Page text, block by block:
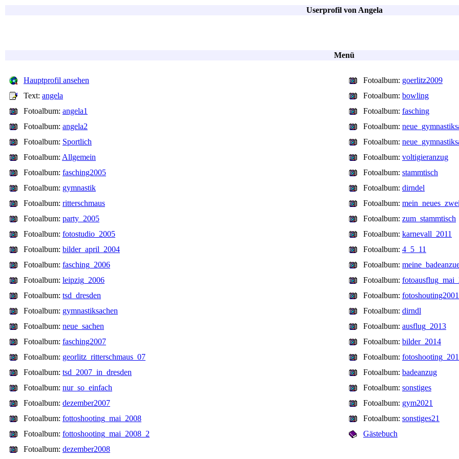
Userprofil von Angela
Menü
Hauptprofil ansehen
Text: angela
Fotoalbum: angela1
Fotoalbum: angela2
Fotoalbum: Sportlich
Fotoalbum: Allgemein
Fotoalbum: fasching2005
Fotoalbum: gymnastik
Fotoalbum: ritterschmaus
Fotoalbum: party_2005
Fotoalbum: fotostudio_2005
Fotoalbum: bilder_april_2004
Fotoalbum: fasching_2006
Fotoalbum: leipzig_2006
Fotoalbum: tsd_dresden
Fotoalbum: gymnastiksachen
Fotoalbum: neue_sachen
Fotoalbum: fasching2007
Fotoalbum: georlitz_ritterschmaus_07
Fotoalbum: tsd_2007_in_dresden
Fotoalbum: nur_so_einfach
Fotoalbum: dezember2007
Fotoalbum: fottoshooting_mai_2008
Fotoalbum: fottoshooting_mai_2008_2
Fotoalbum: dezember2008
Fotoalbum: goerlitz2009
Fotoalbum: bowling
Fotoalbum: fasching
Fotoalbum:
Fotoalbum:
Fotoalbum: voltigieranzug
Fotoalbum: stammtisch
Fotoalbum: dirndel
Fotoalbum:
Fotoalbum: zum_stammtisch
Fotoalbum: karnevall_2011
Fotoalbum: 4_5_11
Fotoalbum:
Fotoalbum:
Fotoalbum:
Fotoalbum: dirndl
Fotoalbum: ausflug_2013
Fotoalbum: bilder_2014
Fotoalbum:
Fotoalbum: badeanzug
Fotoalbum: sonstiges
Fotoalbum: gym2021
Fotoalbum: sonstiges21
Gästebuch